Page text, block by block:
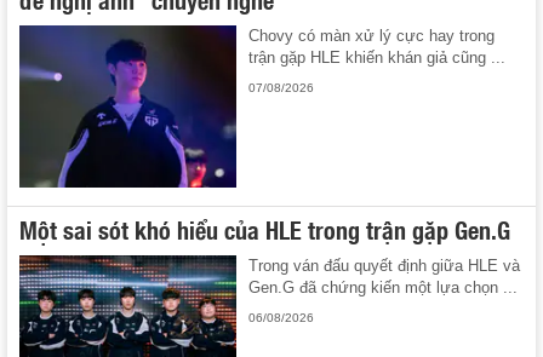
Chovy có màn xử lý cực hay trong
trận gặp HLE khiến khán giả cũng ...
07/08/2026
Một sai sót khó hiểu của HLE trong trận gặp Gen.G
Trong ván đấu quyết định giữa HLE và
Gen.G đã chứng kiến một lựa chọn ...
06/08/2026